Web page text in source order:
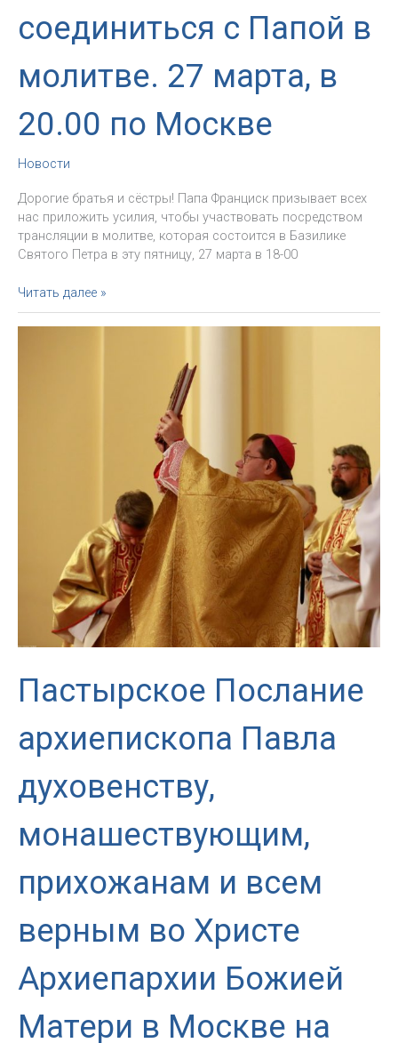
соединиться с Папой в
молитве. 27 марта, в
20.00 по Москве
Новости
Дорогие братья и сёстры! Папа Франциск призывает всех
нас приложить усилия, чтобы участвовать посредством
трансляции в молитве, которая состоится в Базилике
Святого Петра в эту пятницу, 27 марта в 18-00
Письмо
архиепископа:
соединиться
Читать далее »
Пастырское Послание
архиепископа Павла
духовенству,
монашествующим,
прихожанам и всем
верным во Христе
Архиепархии Божией
Матери в Москве на